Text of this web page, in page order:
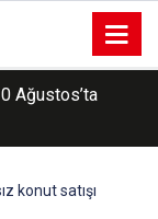
Ağustos’ta
konut satışı